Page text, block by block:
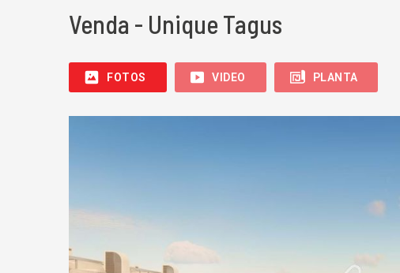
Venda - Unique Tagus
FOTOS VIDEO PLANTA